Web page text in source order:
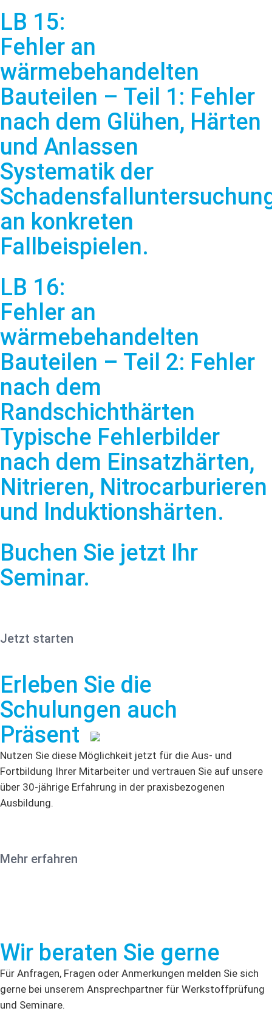
LB 15:
Fehler an
wärmebehandelten
Bauteilen – Teil 1: Fehler
nach dem Glühen, Härten
und Anlassen
Systematik der
an konkreten
Fallbeispielen.
LB 16:
Fehler an
wärmebehandelten
Bauteilen – Teil 2: Fehler
nach dem
Randschichthärten
Typische Fehlerbilder
nach dem Einsatzhärten,
Nitrieren, Nitrocarburieren
und lnduktionshärten.
Buchen Sie jetzt Ihr
Seminar.
Jetzt starten
Erleben Sie die
Schulungen auch
Präsent
Nutzen Sie diese Möglichkeit jetzt für die Aus- und
Fortbildung Ihrer Mitarbeiter und vertrauen Sie auf unsere
über 30-jährige Erfahrung in der praxisbezogenen
Ausbildung.
Mehr erfahren
Wir beraten Sie gerne
Für Anfragen, Fragen oder Anmerkungen melden Sie sich
gerne bei unserem Ansprechpartner für Werkstoffprüfung
und Seminare.